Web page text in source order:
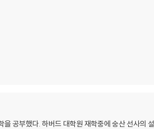
공부했다. 하버드 대학원 재학중에 숭산 선사의